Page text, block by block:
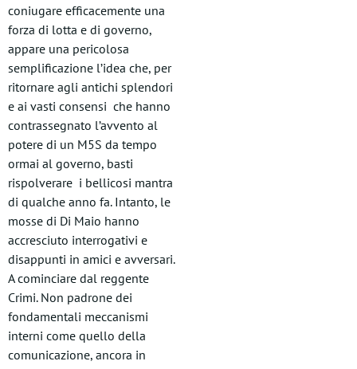
coniugare efficacemente una
forza di lotta e di governo,
appare una pericolosa
semplificazione l’idea che, per
ritornare agli antichi splendori
e ai vasti consensi che hanno
contrassegnato l’avvento al
potere di un M5S da tempo
ormai al governo, basti
rispolverare i bellicosi mantra
di qualche anno fa. Intanto, le
mosse di Di Maio hanno
accresciuto interrogativi e
disappunti in amici e avversari.
A cominciare dal reggente
Crimi. Non padrone dei
fondamentali meccanismi
interni come quello della
comunicazione, ancora in